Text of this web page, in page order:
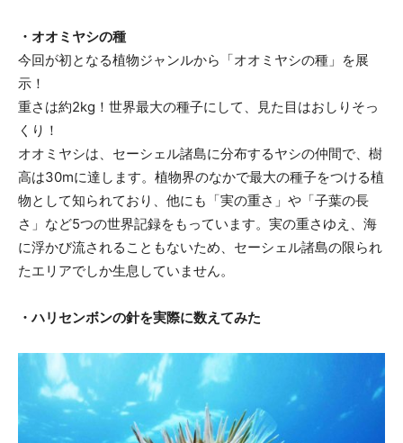
・オオミヤシの種
今回が初となる植物ジャンルから「オオミヤシの種」を展
示！
重さは約2kg！世界最大の種子にして、見た目はおしりそっ
くり！
オオミヤシは、セーシェル諸島に分布するヤシの仲間で、樹
高は30mに達します。植物界のなかで最大の種子をつける植
物として知られており、他にも「実の重さ」や「子葉の長
さ」など5つの世界記録をもっています。実の重さゆえ、海
に浮かび流されることもないため、セーシェル諸島の限られ
たエリアでしか生息していません。
・ハリセンボンの針を実際に数えてみた